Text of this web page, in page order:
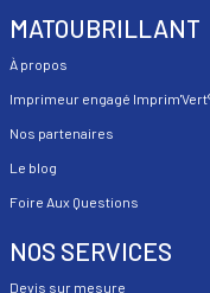
MATOUBRILLANT
À propos
Imprimeur engagé
Nos partenaires
Le blog
Foire Aux Questions
NOS SERVICES
Devis sur mesure